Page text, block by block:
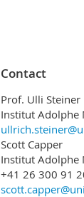
Contact
Prof. Ulli Steiner
Institut Adolphe
Scott Capper
Institut Adolphe
+41 26 300 91